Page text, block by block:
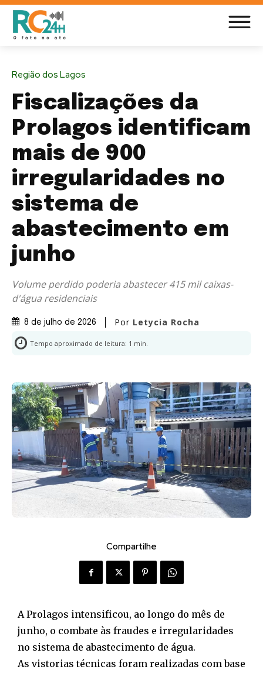
Região dos Lagos
Fiscalizações da
Prolagos identificam
mais de 900
irregularidades no
sistema de
abastecimento em
junho
Volume perdido poderia abastecer 415 mil caixas-
d'água residenciais
8 de julho de 2026 Por Letycia Rocha
Tempo aproximado de leitura: 1 min.
Compartilhe
A Prolagos intensificou, ao longo do mês de
junho, o combate às fraudes e irregularidades
no sistema de abastecimento de água.
As vistorias técnicas foram realizadas com base